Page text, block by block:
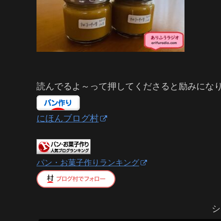
読んでるよ～って押してくださると励みにな
にほんブログ村
パン・お菓子作りランキング